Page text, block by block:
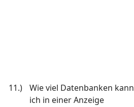
11.)
Wie viel Datenbanken kann
ich in einer Anzeige